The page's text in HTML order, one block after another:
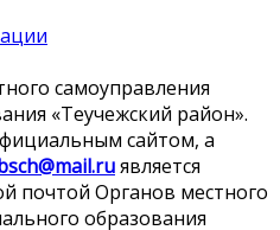
самоуправления
«Теучежский район».
сайтом, а
является
почтой Органов местного
образования